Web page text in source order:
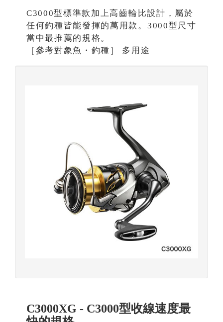
C3000型標準款加上高齒輪比設計，屬於
任何釣種皆能發揮的萬用款。3000型尺寸
當中最推薦的規格。
［參考對象魚・釣種］ 多用途
C3000XG - C3000型收線速度最